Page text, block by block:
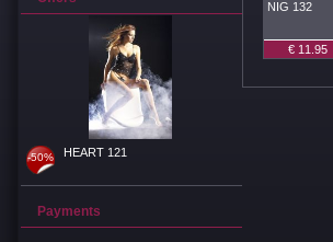
-50% HEART 121
Payments
NIG 132
€ 11.95